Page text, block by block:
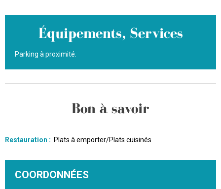
Équipements, Services
Parking à proximité
Bon à savoir
Restauration : Plats à emporter/Plats cuisinés
COORDONNÉES